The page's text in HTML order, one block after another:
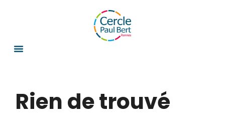
Rien de trouvé